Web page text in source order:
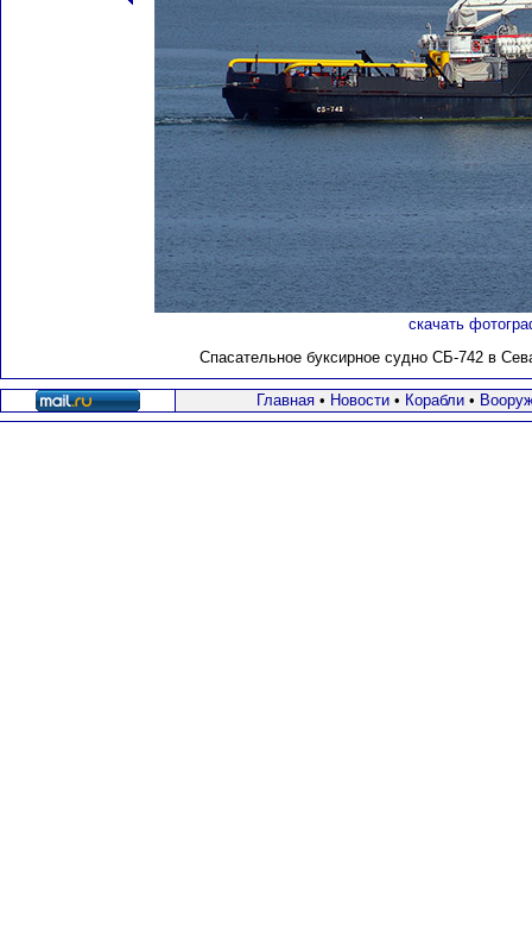
скачать
Спасательное буксирное судно СБ-742 в
Главная• Новости• Корабли•